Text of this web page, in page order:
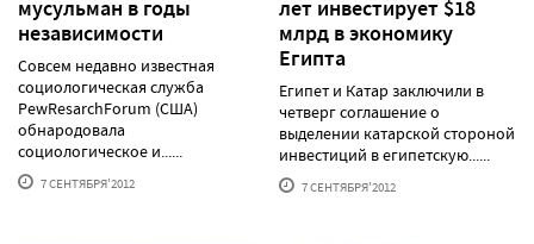
мусульман в годы
независимости
Совсем недавно известная
социологическая служба
PewResarchForum (США)
обнародовала
социологическое и......
7 СЕНТЯБРЯ'2012
лет инвестирует $18
млрд в экономику
Египта
Египет и Катар заключили в
четверг соглашение о
выделении катарской стороной
инвестиций в египетскую......
7 СЕНТЯБРЯ'2012